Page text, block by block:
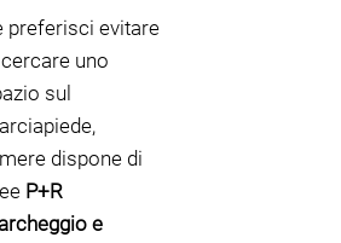
preferisci evitare
uno
sul
dispone di
P+R
e